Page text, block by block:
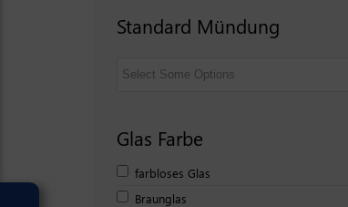
Standard Mündung
Glas Farbe
farbloses Glas
Braunglas